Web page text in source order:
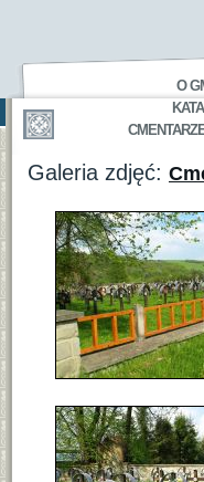
O
Galeria zdjęć: